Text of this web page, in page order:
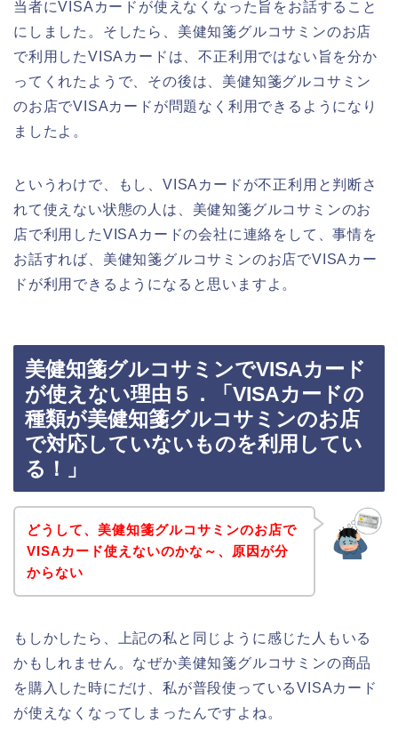
当者にVISAカードが使えなくなった旨をお話すること
にしました。そしたら、美健知箋グルコサミンのお店
で利用したVISAカードは、不正利用ではない旨を分か
ってくれたようで、その後は、美健知箋グルコサミン
のお店でVISAカードが問題なく利用できるようになり
ましたよ。
というわけで、もし、VISAカードが不正利用と判断さ
れて使えない状態の人は、美健知箋グルコサミンのお
店で利用したVISAカードの会社に連絡をして、事情を
お話すれば、美健知箋グルコサミンのお店でVISAカー
ドが利用できるようになると思いますよ。
美健知箋グルコサミンでVISAカード
が使えない理由５．「VISAカードの
種類が美健知箋グルコサミンのお店
で対応していないものを利用してい
る！」
どうして、美健知箋グルコサミンのお店で
VISAカード使えないのかな～、原因が分
からない
もしかしたら、上記の私と同じように感じた人もいる
かもしれません。なぜか美健知箋グルコサミンの商品
を購入した時にだけ、私が普段使っているVISAカード
が使えなくなってしまったんですよね。